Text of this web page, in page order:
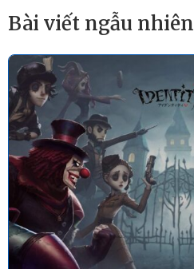
Bài viết ngẫu nhiên